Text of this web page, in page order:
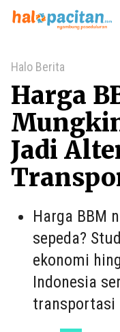
Home
Halo Berita
Harga
Jadi
Harga BBM
sepeda?
ekonomi
Indonesia
transportasi